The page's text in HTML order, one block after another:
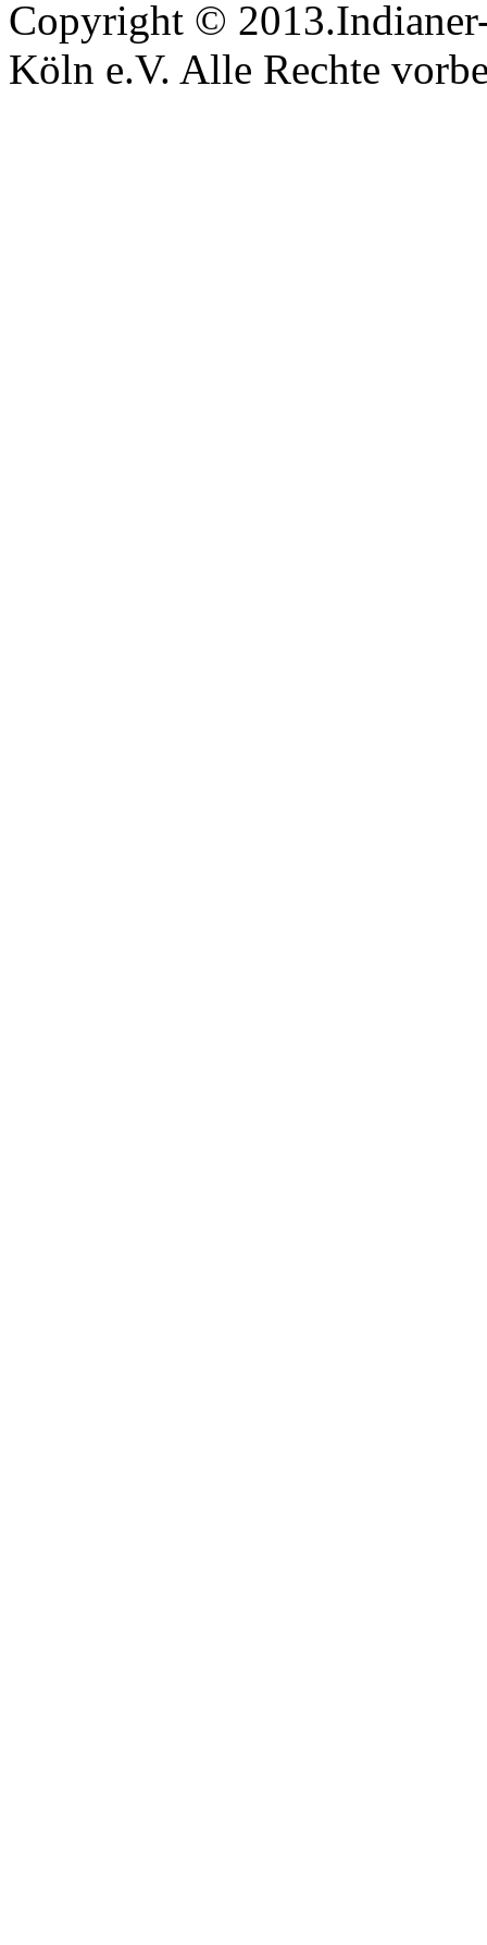
Copyright ©
Köln e.V. Alle Rechte